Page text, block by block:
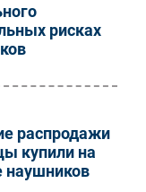
рисках
распродажи
купили на
наушников